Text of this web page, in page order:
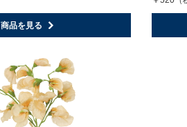
商品を見る